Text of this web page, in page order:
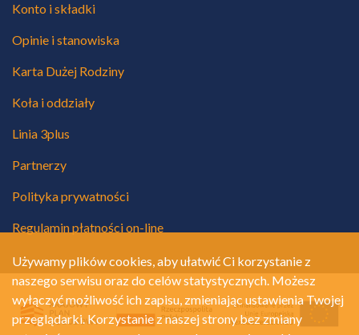
Konto i składki
Opinie i stanowiska
Karta Dużej Rodziny
Koła i oddziały
Linia 3plus
Partnerzy
Polityka prywatności
Regulamin płatności on-line
Używamy plików cookies, aby ułatwić Ci korzystanie z
naszego serwisu oraz do celów statystycznych. Możesz
wyłączyć możliwość ich zapisu, zmieniając ustawienia Twojej
przeglądarki. Korzystanie z naszej strony bez zmiany